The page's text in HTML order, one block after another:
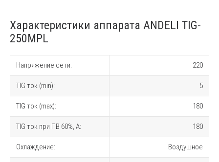
Характеристики аппарата ANDELI TIG-
250MPL
Напряжение сети: 220
TIG ток (min): 5
TIG ток (max): 180
TIG ток при ПВ 60%, A: 180
Охлаждение: Воздушное